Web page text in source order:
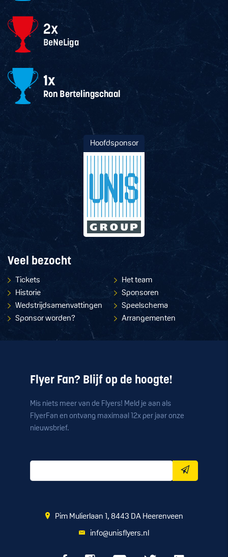
Hoofdsponsor
Veel bezocht
Tickets
Het team
Historie
Sponsoren
Wedstrijdsamenvattingen
Speelschema
Sponsor worden?
Arrangementen
Flyer Fan? Blijf op de hoogte!
Mis niets meer van de Flyers! Meld je aan als
FlyerFan en ontvang maximaal 12x per jaar onze
nieuwsbrief.
Pim Mulierlaan 1, 8443 DA Heerenveen
info@unisflyers.nl